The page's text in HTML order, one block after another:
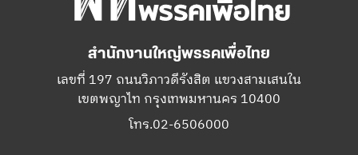
สำนักงานใหญ่พรรคเพื่อไทย
เลขที่ 197 ถนนวิภาวดีรังสิต แขวงสามเสนใน
เขตพญาไท กรุงเทพมหานคร 10400
โทร.02-6506000